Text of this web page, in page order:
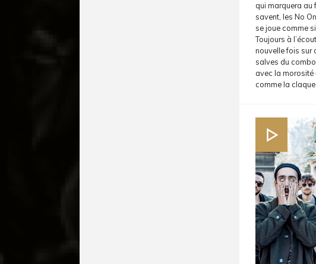
qui marquera au
savent, les No
se joue comme
Toujours à
nouvelle fois sur
salves du
avec la morosité
comme la